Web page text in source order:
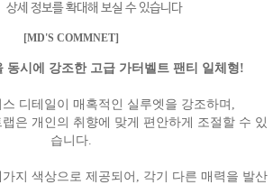
상세 정보를 확대해 보실 수 있습니다
[MD'S COMMNET]
동시에 강조한 고급 가터벨트 팬티 일체형!
디테일이 매혹적인 실루엣을 강조하며,
은 개인의 취향에 맞게 편안하게 조절할 수 있
습니다.
지 색상으로 제공되어, 각기 다른 매력을 발산